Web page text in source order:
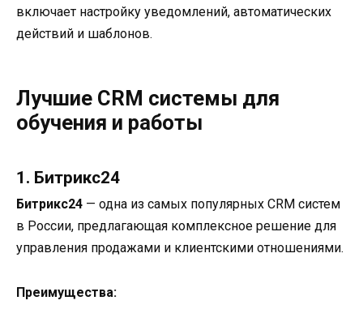
включает настройку уведомлений, автоматических
действий и шаблонов.
Лучшие CRM системы для
обучения и работы
1. Битрикс24
Битрикс24 — одна из самых популярных CRM систем
в России, предлагающая комплексное решение для
управления продажами и клиентскими отношениями.
Преимущества: